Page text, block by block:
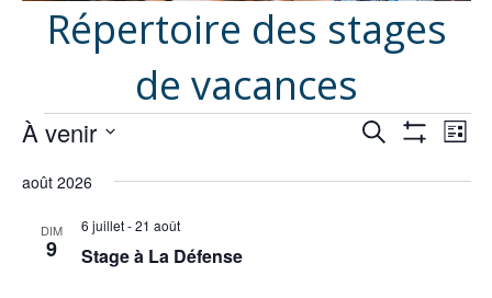
Répertoire des stages
de vacances
Évènements
Recherche
navigation
Recherche
Filtres
Liste
À venir
une
août 2026
DIM
9 Stage à La Défense
6 juillet-21 août